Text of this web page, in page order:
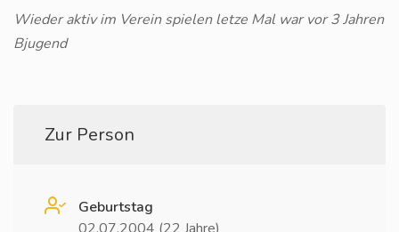
Wieder aktiv im Verein spielen letze Mal war vor 3 Jahren
Bjugend
Zur Person
Geburtstag